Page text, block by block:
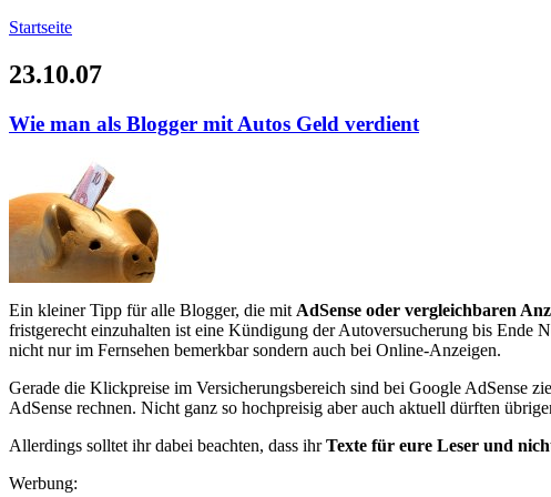
Startseite
23.10.07
Wie man als Blogger mit Autos Geld verdient
Ein kleiner Tipp für alle Blogger, die mit AdSense oder vergleichbaren
fristgerecht einzuhalten ist eine Kündigung der Autoversucherung bis Ende
nicht nur im Fernsehen bemerkbar sondern auch bei Online-Anzeigen.
Gerade die Klickpreise im Versicherungsbereich sind bei Google AdSense
AdSense rechnen. Nicht ganz so hochpreisig aber auch aktuell dürften
Allerdings solltet ihr dabei beachten, dass ihrTexte für eure Leser und
Werbung: